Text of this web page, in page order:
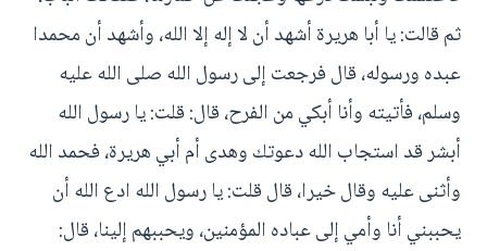
ثم قالت: يا أبا هريرة أشهد أن لا إله إلا الله، وأشهد أن محمدا
عبده ورسوله، قال فرجعت إلى رسول الله صلى الله عليه
وسلم، فأتيته وأنا أبكي من الفرح، قال: قلت: يا رسول الله
أبشر قد استجاب الله دعوتك وهدى أم أبي هريرة، فحمد الله
وأثنى عليه وقال خيرا، قال قلت: يا رسول الله ادع الله أن
يحببني أنا وأمي إلى عباده المؤمنين، ويحببهم إلينا، قال: